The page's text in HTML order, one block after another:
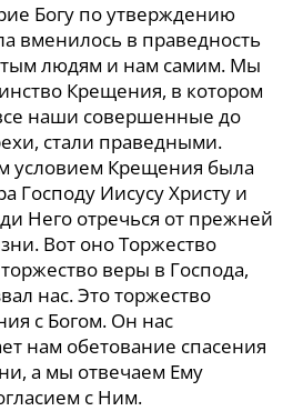
Богу по утверждению
вменилось в праведность
людям и нам самим. Мы
Крещения, в котором
наши совершенные до
стали праведными.
условием Крещения была
Господу Иисусу Христу и
Него отречься от прежней
Вот оно Торжество
веры в Господа,
нас. Это торжество
с Богом. Он нас
нам обетование спасения
а мы отвечаем Ему
с Ним.